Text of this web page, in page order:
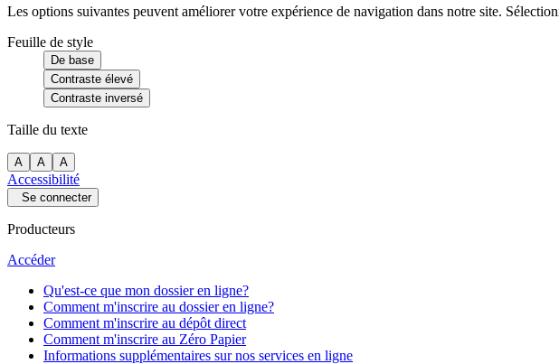
Les options suivantes peuvent améliorer votre expérience de navigation dans notre site.
Feuille de style
De base
Contraste élevé
Contraste inversé
Taille du texte
A A A
Accessibilité
Se connecter
Producteurs
Accéder
Qu'est-ce que mon dossier en ligne?
Comment m'inscrire au dossier en ligne?
Comment m'inscrire au dépôt direct
Comment m'inscrire au Zéro Papier
Informations supplémentaires sur nos services en ligne